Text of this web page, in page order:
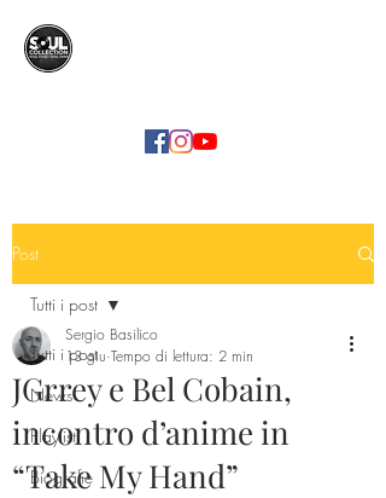
Post
Tutti i post
News
Playlist
Biografie
Tutti i post
JGrrey e Bel Cobain,
incontro d’anime in
“Take My Hand”
Sergio Basilico
13 giu Tempo di lettura: 2 min